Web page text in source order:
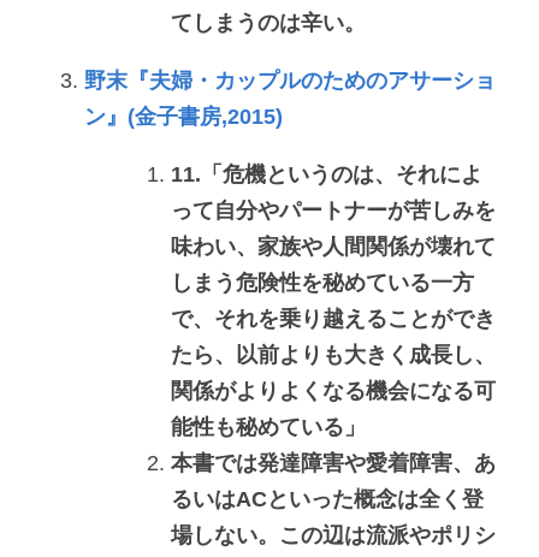
てしまうのは辛い。
野末『夫婦・カップルのためのアサーショ
ン』(金子書房,2015)
11.「危機というのは、それによ
って自分やパートナーが苦しみを
味わい、家族や人間関係が壊れて
しまう危険性を秘めている一方
で、それを乗り越えることができ
たら、以前よりも大きく成長し、
関係がよりよくなる機会になる可
能性も秘めている」
本書では発達障害や愛着障害、あ
るいはACといった概念は全く登
場しない。この辺は流派やポリシ